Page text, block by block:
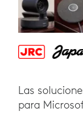
Las
para